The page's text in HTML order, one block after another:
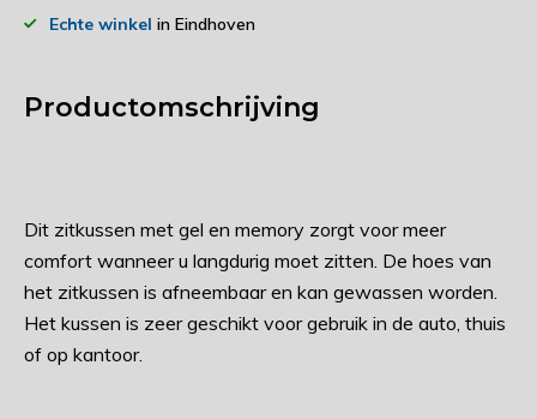
Echte winkel in Eindhoven
Productomschrijving
Dit zitkussen met gel en memory zorgt voor meer
comfort wanneer u langdurig moet zitten. De hoes van
het zitkussen is afneembaar en kan gewassen worden.
Het kussen is zeer geschikt voor gebruik in de auto, thuis
of op kantoor.